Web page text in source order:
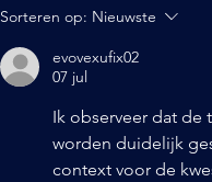
Sorteren op: Nieuwste
evovexufix02
07 jul
Ik observeer dat
worden duidelijk
context voor de